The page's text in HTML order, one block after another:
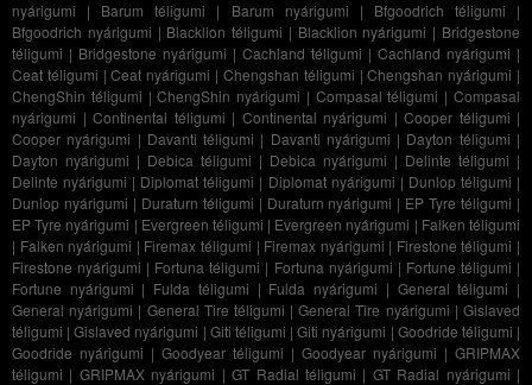
nyárigumi | Barum téligumi | Barum nyárigumi | Bfgoodrich téligumi |
Bfgoodrich nyárigumi | Blacklion téligumi | Blacklion nyárigumi | Bridgestone
téligumi | Bridgestone nyárigumi | Cachland téligumi | Cachland nyárigumi |
Ceat téligumi |Ceat nyárigumi | Chengshan téligumi |Chengshan nyárigumi |
ChengShin téligumi |ChengShin nyárigumi | Compasal téligumi |Compasal
nyárigumi | Continental téligumi | Continental nyárigumi | Cooper téligumi |
Cooper nyárigumi | Davanti téligumi | Davanti nyárigumi | Dayton téligumi |
Dayton nyárigumi | Debica téligumi | Debica nyárigumi | Delinte téligumi |
Delinte nyárigumi | Diplomat téligumi | Diplomat nyárigumi | Dunlop téligumi |
Dunlop nyárigumi | Duraturn téligumi | Duraturn nyárigumi | EP Tyre téligumi |
EP Tyre nyárigumi | Evergreen téligumi | Evergreen nyárigumi | Falken téligumi
| Falken nyárigumi | Firemax téligumi | Firemax nyárigumi | Firestone téligumi |
Firestone nyárigumi | Fortuna téligumi | Fortuna nyárigumi | Fortune téligumi |
Fortune nyárigumi | Fulda téligumi | Fulda nyárigumi | General téligumi |
General nyárigumi | General Tire téligumi |General Tire nyárigumi |Gislaved
téligumi |Gislaved nyárigumi | Giti téligumi |Giti nyárigumi | Goodride téligumi |
Goodride nyárigumi | Goodyear téligumi | Goodyear nyárigumi | GRIPMAX
téligumi | GRIPMAX nyárigumi |GT Radial téligumi | GT Radial nyárigumi |